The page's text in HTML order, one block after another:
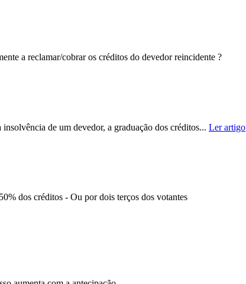
a reclamar/cobrar os créditos do devedor reincidente ?
de um devedor, a graduação dos créditos... Ler artigo
dos créditos - Ou por dois terços dos votantes